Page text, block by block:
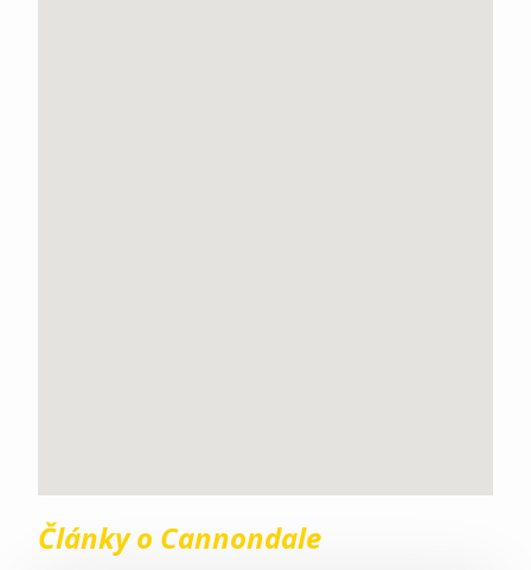
Články o Cannondale